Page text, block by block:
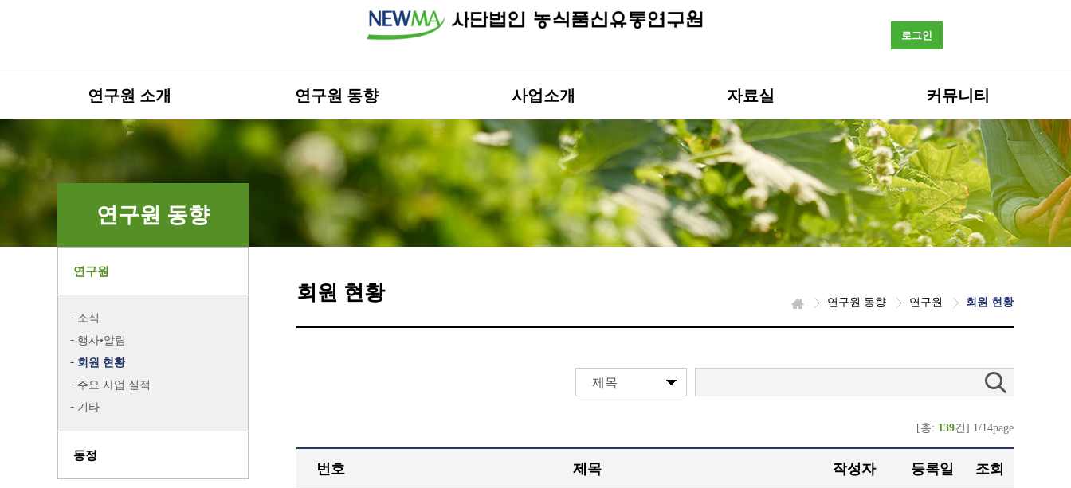
로그인
연구원 소개 연구원 동향 사업소개 자료실 커뮤니티
연구원 동향
연구원
소식
행사•알림
회원 현황
주요 사업 실적
기타
동정
회원 현황 연구원 동향 연구원 회원 현황
제목
[총: 139건] 1/14page
번호 제목 작성자 등록일 조회